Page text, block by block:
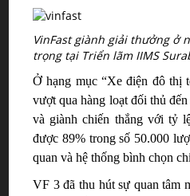
VinFast giành giải thưởng ở
trọng tại Triển lãm IIMS
Ở hạng mục “Xe điện đô thị
vượt qua hàng loạt đối thủ
và giành chiến thắng với tỷ
được 89%trong số 50.000
quan vàhệ thống bình chọn
VF 3 đã thu hút sự quan tâm